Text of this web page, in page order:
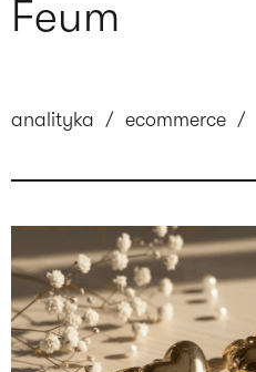
Feum
analityka / ecommerce /